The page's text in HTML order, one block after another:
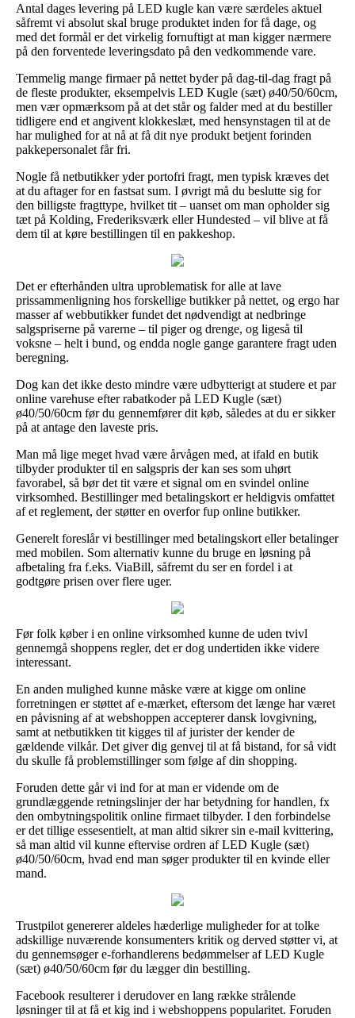
Antal dages levering på LED kugle kan være særdeles aktuel
såfremt vi absolut skal bruge produktet inden for få dage, og
med det formål er det virkelig fornuftigt at man kigger nærmere
på den forventede leveringsdato på den vedkommende vare.
Temmelig mange firmaer på nettet byder på dag-til-dag fragt på
de fleste produkter, eksempelvis LED Kugle (sæt) ø40/50/60cm,
men vær opmærksom på at det står og falder med at du bestiller
tidligere end et angivent klokkeslæt, med hensynstagen til at de
har mulighed for at nå at få dit nye produkt betjent forinden
pakkepersonalet får fri.
Nogle få netbutikker yder portofri fragt, men typisk kræves det
at du aftager for en fastsat sum. I øvrigt må du beslutte sig for
den billigste fragttype, hvilket tit – uanset om man opholder sig
tæt på Kolding, Frederiksværk eller Hundested – vil blive at få
dem til at køre bestillingen til en pakkeshop.
Det er efterhånden ultra uproblematisk for alle at lave
prissammenligning hos forskellige butikker på nettet, og ergo har
masser af webbutikker fundet det nødvendigt at nedbringe
salgspriserne på varerne – til piger og drenge, og ligeså til
voksne – helt i bund, og endda nogle gange garantere fragt uden
beregning.
Dog kan det ikke desto mindre være udbytterigt at studere et par
online varehuse efter rabatkoder på LED Kugle (sæt)
ø40/50/60cm før du gennemfører dit køb, således at du er sikker
på at antage den laveste pris.
Man må lige meget hvad være årvågen med, at ifald en butik
tilbyder produkter til en salgspris der kan ses som uhørt
favorabel, så bør det tit være et signal om en svindel online
virksomhed. Bestillinger med betalingskort er heldigvis omfattet
af et reglement, der støtter en overfor fup online butikker.
Generelt foreslår vi bestillinger med betalingskort eller betalinger
med mobilen. Som alternativ kunne du bruge en løsning på
afbetaling fra f.eks. ViaBill, såfremt du ser en fordel i at
godtgøre prisen over flere uger.
Før folk køber i en online virksomhed kunne de uden tvivl
gennemgå shoppens regler, det er dog undertiden ikke videre
interessant.
En anden mulighed kunne måske være at kigge om online
forretningen er støttet af e-mærket, eftersom det længe har været
en påvisning af at webshoppen accepterer dansk lovgivning,
samt at netbutikken tit kigges til af jurister der kender de
gældende vilkår. Det giver dig genvej til at få bistand, for så vidt
du skulle få problemstillinger som følge af din shopping.
Foruden dette går vi ind for at man er vidende om de
grundlæggende retningslinjer der har betydning for handlen, fx
den ombytningspolitik online firmaet tilbyder. I den forbindelse
er det tillige essesentielt, at man altid sikrer sin e-mail kvittering,
så man altid vil kunne eftervise ordren af LED Kugle (sæt)
ø40/50/60cm, hvad end man søger produkter til en kvinde eller
mand.
Trustpilot genererer aldeles hæderlige muligheder for at tolke
adskillige nuværende konsumenters kritik og derved støtter vi, at
du gennemsøger e-forhandlerens bedømmelser af LED Kugle
(sæt) ø40/50/60cm før du lægger din bestilling.
Facebook resulterer i derudover en lang række strålende
løsninger til at få et kig ind i webshoppens popularitet. Foruden